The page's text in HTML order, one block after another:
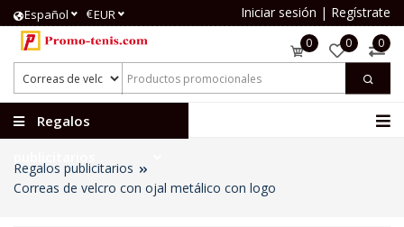
Español €EUR Iniciar sesión | Regístrate
0 0 0
Regalos
Regalos publicitarios
Correas de velcro con ojal metálico con logo